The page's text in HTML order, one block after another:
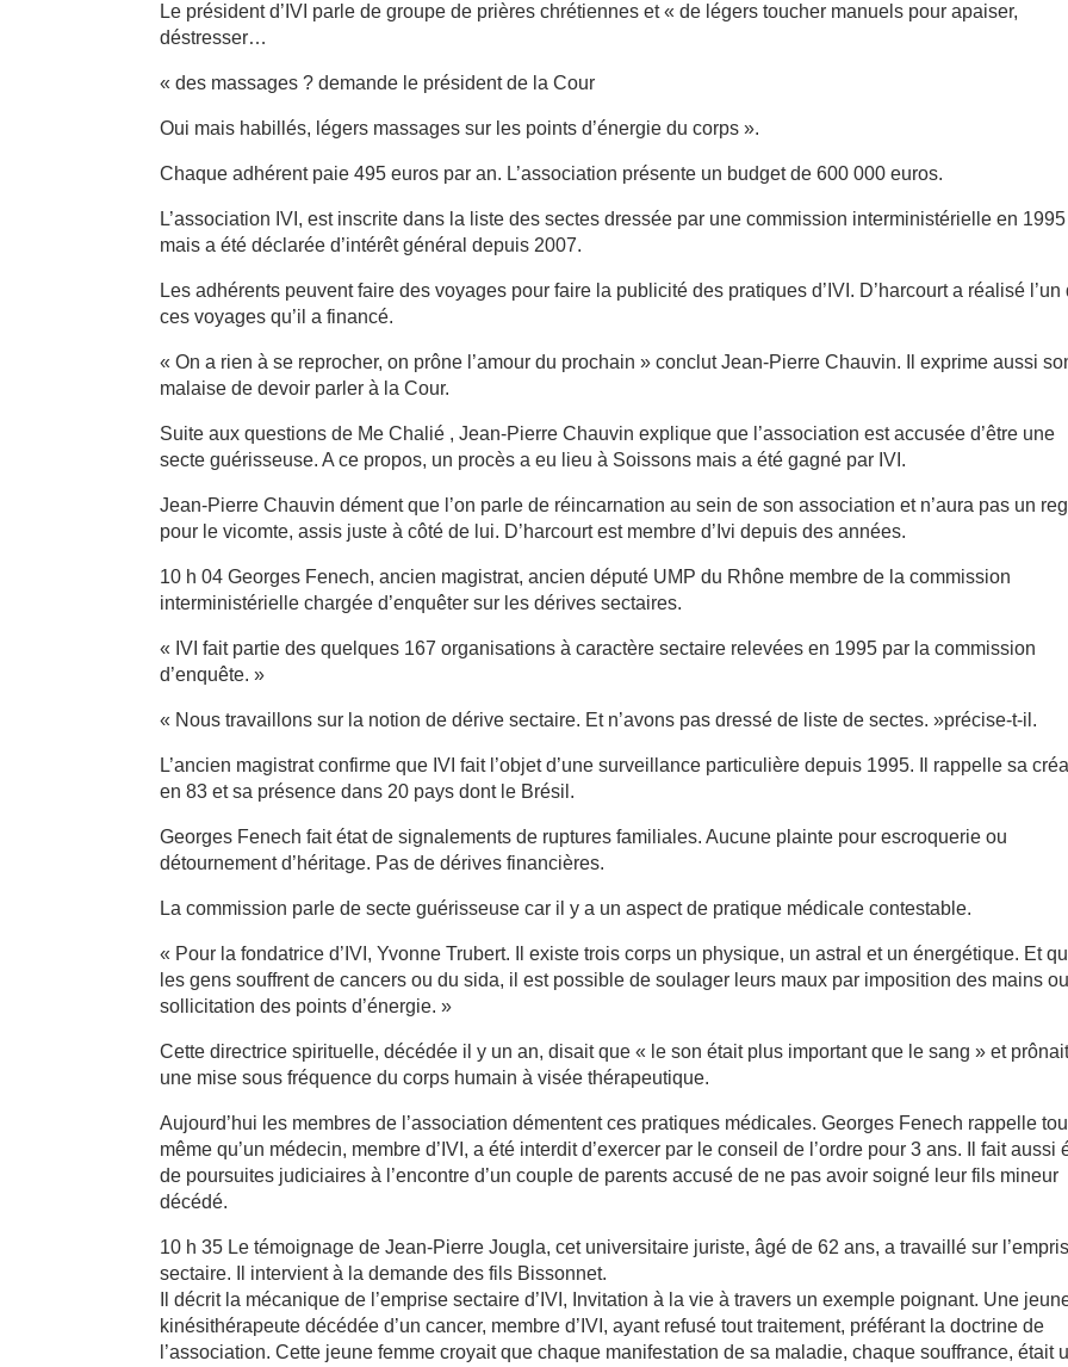
Le président d’IVI parle de groupe de prières chrétiennes et « de légers toucher manuels pour apaiser,
déstresser…
« des massages ? demande le président de la Cour
Oui mais habillés, légers massages sur les points d’énergie du corps ».
Chaque adhérent paie 495 euros par an. L’association présente un budget de 600 000 euros.
L’association IVI, est inscrite dans la liste des sectes dressée par une commission interministérielle en 1995
mais a été déclarée d’intérêt général depuis 2007.
Les adhérents peuvent faire des voyages pour faire la publicité des pratiques d’IVI. D’harcourt a réalisé l’un
ces voyages qu’il a financé.
« On a rien à se reprocher, on prône l’amour du prochain » conclut Jean-Pierre Chauvin. Il exprime aussi
malaise de devoir parler à la Cour.
Suite aux questions de Me Chalié , Jean-Pierre Chauvin explique que l’association est accusée d’être une
secte guérisseuse. A ce propos, un procès a eu lieu à Soissons mais a été gagné par IVI.
Jean-Pierre Chauvin dément que l’on parle de réincarnation au sein de son association et n’aura pas un
pour le vicomte, assis juste à côté de lui. D’harcourt est membre d’Ivi depuis des années.
10 h 04 Georges Fenech, ancien magistrat, ancien député UMP du Rhône membre de la commission
interministérielle chargée d’enquêter sur les dérives sectaires.
« IVI fait partie des quelques 167 organisations à caractère sectaire relevées en 1995 par la commission
d’enquête. »
« Nous travaillons sur la notion de dérive sectaire. Et n’avons pas dressé de liste de sectes. »précise-t-il.
L’ancien magistrat confirme que IVI fait l’objet d’une surveillance particulière depuis 1995. Il rappelle sa
en 83 et sa présence dans 20 pays dont le Brésil.
Georges Fenech fait état de signalements de ruptures familiales. Aucune plainte pour escroquerie ou
détournement d’héritage. Pas de dérives financières.
La commission parle de secte guérisseuse car il y a un aspect de pratique médicale contestable.
« Pour la fondatrice d’IVI, Yvonne Trubert. Il existe trois corps un physique, un astral et un énergétique. Et
les gens souffrent de cancers ou du sida, il est possible de soulager leurs maux par imposition des mains ou
sollicitation des points d’énergie. »
Cette directrice spirituelle, décédée il y un an, disait que « le son était plus important que le sang » et
une mise sous fréquence du corps humain à visée thérapeutique.
Aujourd’hui les membres de l’association démentent ces pratiques médicales. Georges Fenech rappelle
même qu’un médecin, membre d’IVI, a été interdit d’exercer par le conseil de l’ordre pour 3 ans. Il fait aussi
de poursuites judiciaires à l’encontre d’un couple de parents accusé de ne pas avoir soigné leur fils mineur
décédé.
10 h 35 Le témoignage de Jean-Pierre Jougla, cet universitaire juriste, âgé de 62 ans, a travaillé sur
sectaire. Il intervient à la demande des fils Bissonnet.
Il décrit la mécanique de l’emprise sectaire d’IVI, Invitation à la vie à travers un exemple poignant. Une
kinésithérapeute décédée d’un cancer, membre d’IVI, ayant refusé tout traitement, préférant la doctrine de
l’association. Cette jeune femme croyait que chaque manifestation de sa maladie, chaque souffrance, était